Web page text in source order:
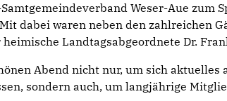
Weser-Aue zum
dabei waren neben den zahlreichen
Landtagsabgeordnete Dr.
Abend nicht nur, um sich aktuelles
sondern auch, um langjährige